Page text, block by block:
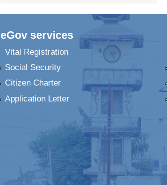
eGov services
Vital Registration
Social Security
Citizen Charter
Application Letter